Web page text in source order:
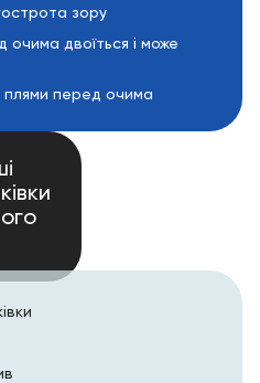
зору
очима двоїться і може
плями перед очима